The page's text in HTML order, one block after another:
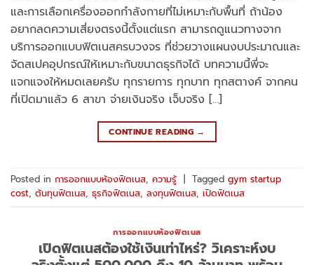
และการเลือกเครื่องออกกำลังกายที่ไม่เหมาะกับพื้นที่ ถ้าน้อง
อยากลดความเสี่ยงตรงนี้ตั้งแต่แรก สามารถดูแนวทางจาก
บริการออกแบบฟิตเนสครบวงจร ที่ช่วยวางแผนงบประมาณและ
จัดสเปคอุปกรณ์ให้เหมาะกับขนาดธุรกิจได้ บทความนี้พี่จะ
แจกแจงให้หมดเลยครับ ทุกรายการ ทุกบาท ทุกสตางค์ จากคน
ที่เปิดมาแล้ว 6 สาขา จ่ายเงินจริง เจ็บจริง […]
CONTINUE READING →
Posted in การออกแบบห้องฟิตเนส, ความรู้ Tagged gym startup
cost, ต้นทุนฟิตเนส, ธุรกิจฟิตเนส, ลงทุนฟิตเนส, เปิดฟิตเนส
การออกแบบห้องฟิตเนส
เปิดฟิตเนสต้องใช้เงินเท่าไหร่? วิเคราะห์งบ